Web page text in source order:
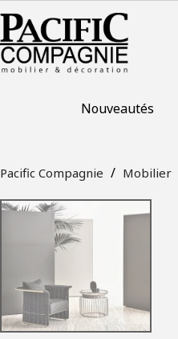
Nouveautés
Pacific Compagnie Mobilier